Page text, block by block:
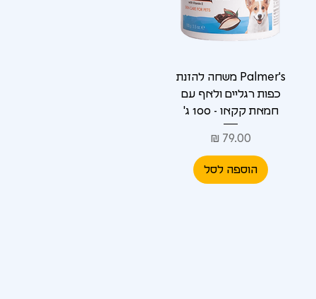
Palmer's משחה להזנת
כפות רגליים ולאף עם
חמאת קקאו - 100 ג'
מחיר
הוספה לסל